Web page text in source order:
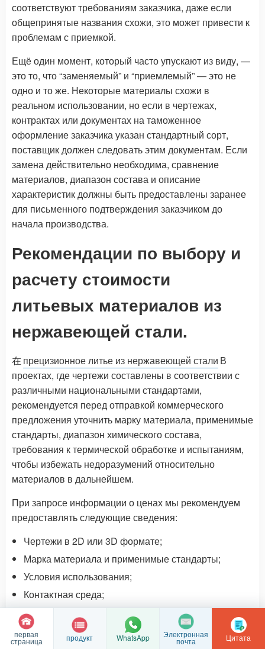
соответствуют требованиям заказчика, даже если
общепринятые названия схожи, это может привести к
проблемам с приемкой.
Ещё один момент, который часто упускают из виду, —
это то, что “заменяемый” и “приемлемый” — это не
одно и то же. Некоторые материалы схожи в
реальном использовании, но если в чертежах,
контрактах или документах на таможенное
оформление заказчика указан стандартный сорт,
поставщик должен следовать этим документам. Если
замена действительно необходима, сравнение
материалов, диапазон состава и описание
характеристик должны быть предоставлены заранее
для письменного подтверждения заказчиком до
начала производства.
Рекомендации по выбору и
расчету стоимости
литьевых материалов из
нержавеющей стали.
在 прецизионное литье из нержавеющей стали В
проектах, где чертежи составлены в соответствии с
различными национальными стандартами,
рекомендуется перед отправкой коммерческого
предложения уточнить марку материала, применимые
стандарты, диапазон химического состава,
требования к термической обработке и испытаниям,
чтобы избежать недоразумений относительно
материалов в дальнейшем.
При запросе информации о ценах мы рекомендуем
предоставлять следующие сведения:
Чертежи в 2D или 3D формате;
Марка материала и применимые стандарты;
Условия использования;
Контактная среда;
Рабочая температура и давление;
Необходима ли сварка?
первая
страница продукт Электронная
почта
WhatsApp Цитата